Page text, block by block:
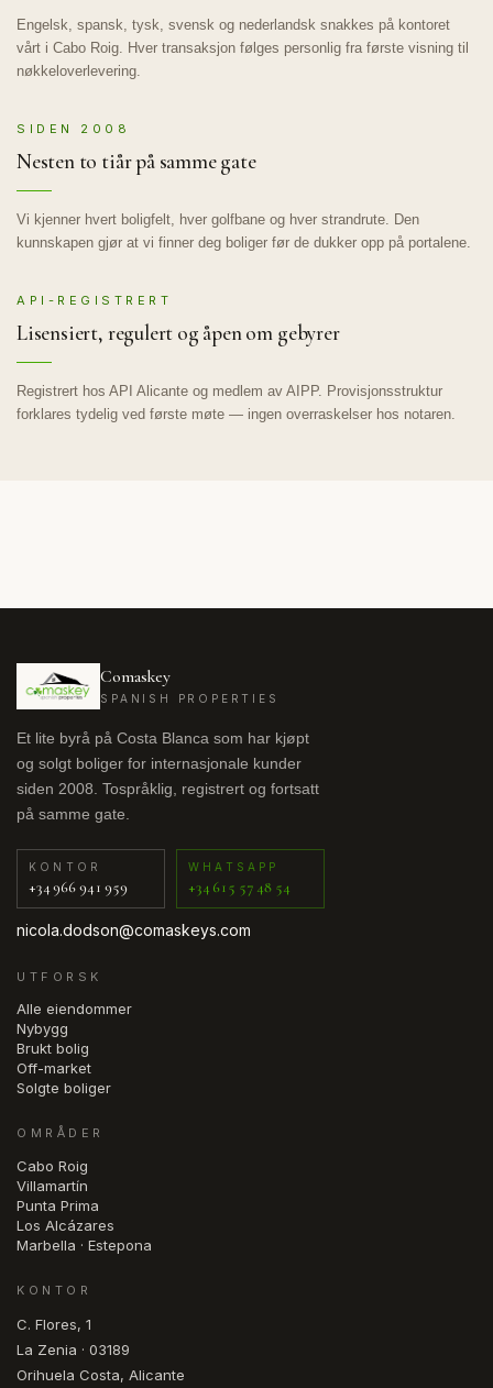
Engelsk, spansk, tysk, svensk og nederlandsk snakkes på kontoret
vårt i Cabo Roig. Hver transaksjon følges personlig fra første visning til
nøkkeloverlevering.
SIDEN 2008
Nesten to tiår på samme gate
Vi kjenner hvert boligfelt, hver golfbane og hver strandrute. Den
kunnskapen gjør at vi finner deg boliger før de dukker opp på portalene.
API-REGISTRERT
Lisensiert, regulert og åpen om gebyrer
Registrert hos API Alicante og medlem av AIPP. Provisjonsstruktur
forklares tydelig ved første møte — ingen overraskelser hos notaren.
Comaskey
SPANISH PROPERTIES
Et lite byrå på Costa Blanca som har kjøpt
og solgt boliger for internasjonale kunder
siden 2008. Tospråklig, registrert og fortsatt
på samme gate.
KONTOR
+34 966 941 959
WHATSAPP
+34 615 57 48 54
nicola.dodson@comaskeys.com
UTFORSK
Alle eiendommer
Nybygg
Brukt bolig
Off-market
Solgte boliger
OMRÅDER
Cabo Roig
Villamartín
Punta Prima
Los Alcázares
Marbella · Estepona
KONTOR
C. Flores, 1
La Zenia · 03189
Orihuela Costa, Alicante